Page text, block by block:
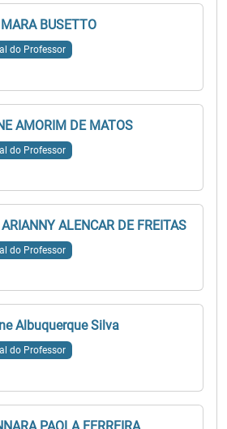
BUSETTO
do Professor
AMORIM DE MATOS
do Professor
ALENCAR DE FREITAS
do Professor
Albuquerque Silva
do Professor